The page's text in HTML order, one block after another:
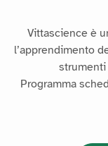
Vittascience è
l’apprendimento
strumenti
Programma